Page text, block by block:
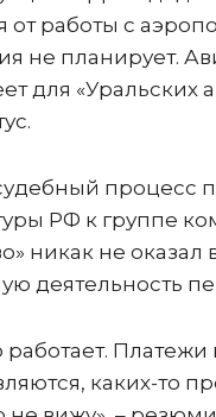
от работы с
не планирует.
для «Уральских
процесс
РФ к группе
никак не оказал
деятельность
работает.
каких-то